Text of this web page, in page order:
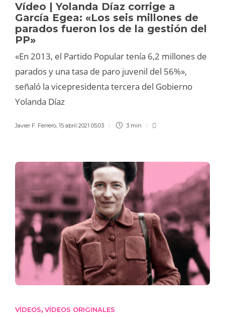
Vídeo | Yolanda Díaz corrige a
García Egea: «Los seis millones de
parados fueron los de la gestión del
PP»
«En 2013, el Partido Popular tenía 6,2 millones de
parados y una tasa de paro juvenil del 56%»,
señaló la vicepresidenta tercera del Gobierno
Yolanda Díaz
Javier F. Ferrero, 15 abril 2021 05:03 3 min
VÍDEOS, VÍDEOS ORIGINALES